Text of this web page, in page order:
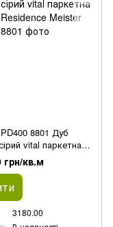
8801 Дуб
vital паркетна
грн/кв.м
3180.00